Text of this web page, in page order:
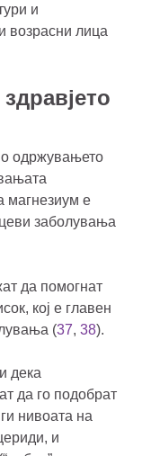
и
возрасни лица
одржувањето
магнезиум е
заболувања
да помогнат
кој е главен
(37, 38).
дека
да го подобрат
нивоата на
и